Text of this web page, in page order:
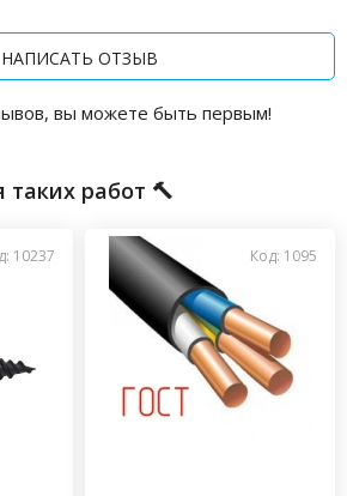
НАПИСАТЬ ОТЗЫВ
вы можете быть первым!
таких работ 🔨
10237 Код: 1095